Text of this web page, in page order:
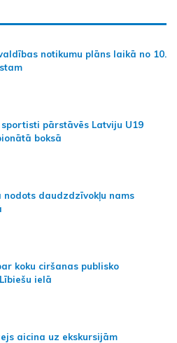
notikumu plāns laikā no 10.
pārstāvēs Latviju U19
boksā
nodots daudzdzīvokļu nams
koku ciršanas publisko
ielā
aicina uz ekskursijām